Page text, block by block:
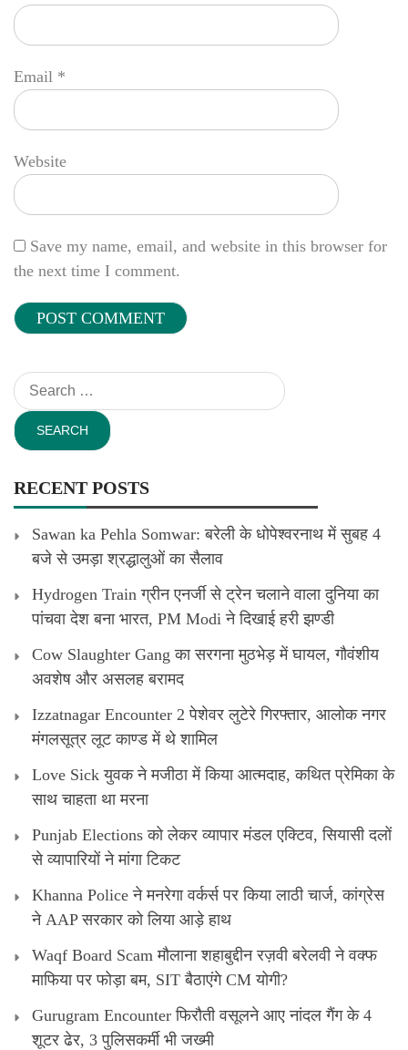
Email *
Website
Save my name, email, and website in this browser for
the next time I comment.
Search
for:
RECENT POSTS
Sawan ka Pehla Somwar: बरेली के धोपेश्वरनाथ में सुबह 4
बजे से उमड़ा श्रद्धालुओं का सैलाव
Hydrogen Train ग्रीन एनर्जी से ट्रेन चलाने वाला दुनिया का
पांचवा देश बना भारत, PM Modi ने दिखाई हरी झण्डी
Cow Slaughter Gang का सरगना मुठभेड़ में घायल, गौवंशीय
अवशेष और असलह बरामद
Izzatnagar Encounter 2 पेशेवर लुटेरे गिरफ्तार, आलोक नगर
मंगलसूत्र लूट काण्‍ड में थे शामिल
Love Sick युवक ने मजीठा में किया आत्मदाह, कथित प्रेमिका के
साथ चाहता था मरना
Punjab Elections को लेकर व्यापार मंडल एक्टिव, सियासी दलों
से व्यापारियों ने मांगा टिकट
Khanna Police ने मनरेगा वर्कर्स पर किया लाठी चार्ज, कांग्रेस
ने AAP सरकार को लिया आड़े हाथ
Waqf Board Scam मौलाना शहाबुद्दीन रज़वी बरेलवी ने वक्फ
माफिया पर फोड़ा बम, SIT बैठाएंगे CM योगी?
Gurugram Encounter फिरौती वसूलने आए नांदल गैंग के 4
शूटर ढेर, 3 पुलिसकर्मी भी जख्मी